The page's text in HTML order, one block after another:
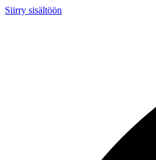
Siirry sisältöön